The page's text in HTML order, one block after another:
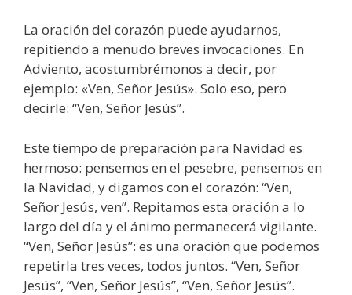
La oración del corazón puede ayudarnos,
repitiendo a menudo breves invocaciones. En
Adviento, acostumbrémonos a decir, por
ejemplo: «Ven, Señor Jesús». Solo eso, pero
decirle: “Ven, Señor Jesús”.
Este tiempo de preparación para Navidad es
hermoso: pensemos en el pesebre, pensemos en
la Navidad, y digamos con el corazón: “Ven,
Señor Jesús, ven”. Repitamos esta oración a lo
largo del día y el ánimo permanecerá vigilante.
“Ven, Señor Jesús”: es una oración que podemos
repetirla tres veces, todos juntos. “Ven, Señor
Jesús”, “Ven, Señor Jesús”, “Ven, Señor Jesús”.